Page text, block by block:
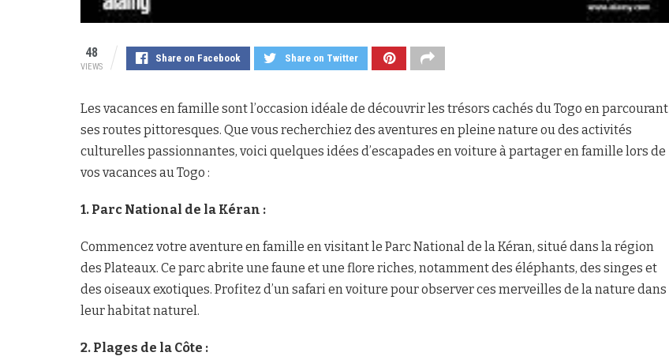
48
VIEWS
Share on Facebook Share on Twitter
Les vacances en famille sont l’occasion idéale de découvrir les trésors cachés du Togo en parcourant
ses routes pittoresques. Que vous recherchiez des aventures en pleine nature ou des activités
culturelles passionnantes, voici quelques idées d’escapades en voiture à partager en famille lors de
vos vacances au Togo :
1. Parc National de la Kéran :
Commencez votre aventure en famille en visitant le Parc National de la Kéran, situé dans la région
des Plateaux. Ce parc abrite une faune et une flore riches, notamment des éléphants, des singes et
des oiseaux exotiques. Profitez d’un safari en voiture pour observer ces merveilles de la nature dans
leur habitat naturel.
2. Plages de la Côte :